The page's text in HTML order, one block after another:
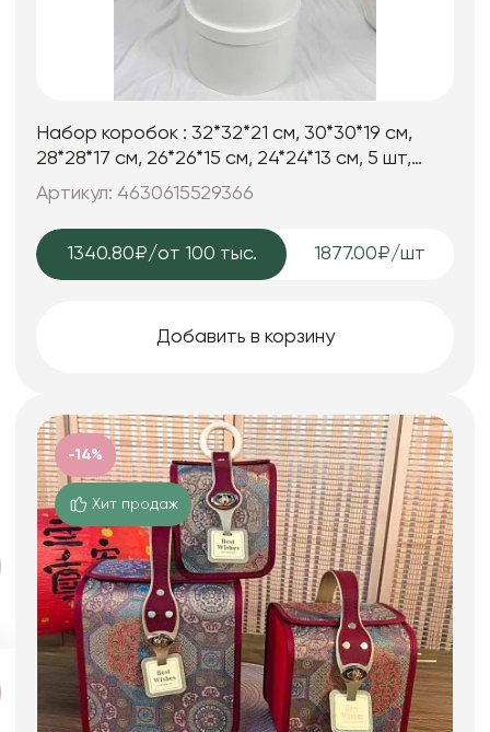
Набор коробок : 32*32*21 см, 30*30*19 см,
28*28*17 см, 26*26*15 см, 24*24*13 см, 5 шт,
белый.
Артикул: 4630615529366
1340.80₽/от 100 тыс. 1877.00₽/шт
Добавить в корзину
-14%
Хит продаж